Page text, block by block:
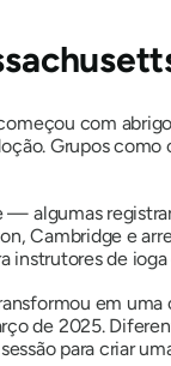
com
Grupos
— algumas
Cambridge e
de
em
de 2025.
para criar